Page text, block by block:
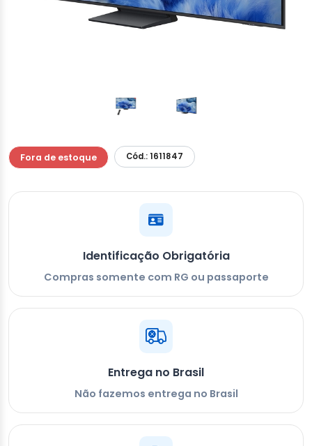
Fora de estoque Cód.: 1611847
Identificação Obrigatória
Compras somente com RG ou passaporte
Entrega no Brasil
Não fazemos entrega no Brasil